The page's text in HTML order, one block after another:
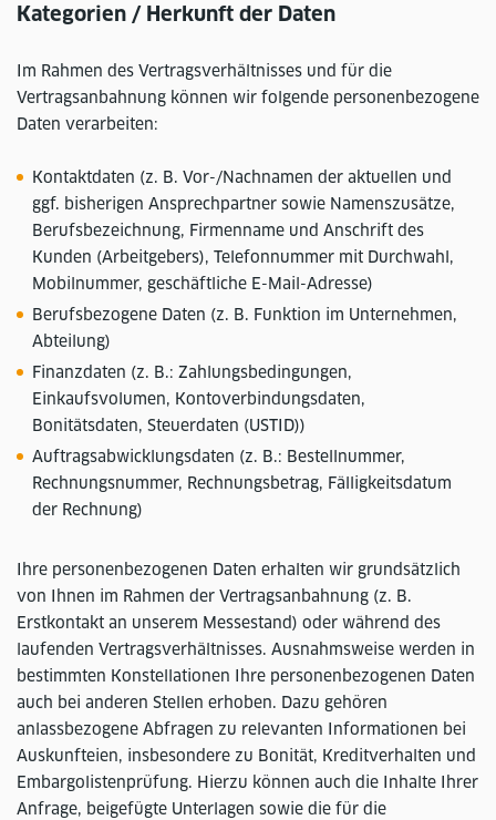
Kategorien / Herkunft der Daten
Im Rahmen des Vertragsverhältnisses und für die
Vertragsanbahnung können wir folgende personenbezogene
Daten verarbeiten:
Kontaktdaten (z. B. Vor-/Nachnamen der aktuellen und
ggf. bisherigen Ansprechpartner sowie Namenszusätze,
Berufsbezeichnung, Firmenname und Anschrift des
Kunden (Arbeitgebers), Telefonnummer mit Durchwahl,
Mobilnummer, geschäftliche E-Mail-Adresse)
Berufsbezogene Daten (z. B. Funktion im Unternehmen,
Abteilung)
Finanzdaten (z. B.: Zahlungsbedingungen,
Einkaufsvolumen, Kontoverbindungsdaten,
Bonitätsdaten, Steuerdaten (USTID))
Auftragsabwicklungsdaten (z. B.: Bestellnummer,
Rechnungsnummer, Rechnungsbetrag, Fälligkeitsdatum
der Rechnung)
Ihre personenbezogenen Daten erhalten wir grundsätzlich
von Ihnen im Rahmen der Vertragsanbahnung (z. B.
Erstkontakt an unserem Messestand) oder während des
laufenden Vertragsverhältnisses. Ausnahmsweise werden in
bestimmten Konstellationen Ihre personenbezogenen Daten
auch bei anderen Stellen erhoben. Dazu gehören
anlassbezogene Abfragen zu relevanten Informationen bei
Auskunfteien, insbesondere zu Bonität, Kreditverhalten und
Embargolistenprüfung. Hierzu können auch die Inhalte Ihrer
Anfrage, beigefügte Unterlagen sowie die für die